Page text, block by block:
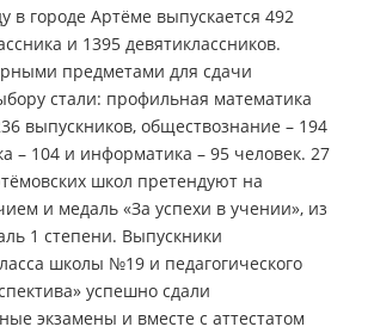
в городе Артёме выпускается 492
и 1395 девятиклассников.
предметами для сдачи
стали: профильная математика
выпускников, обществознание – 194
– 104 и информатика – 95 человек. 27
школ претендуют на
и медаль «За успехи в учении», из
1 степени. Выпускники
школы №19 и педагогического
успешно сдали
экзамены и вместе с аттестатом